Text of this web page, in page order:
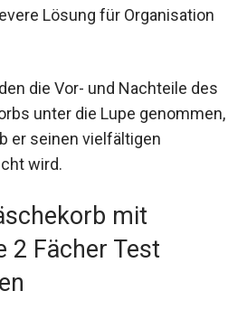
Lösung für Organisation
die Vor- und Nachteile des
unter die Lupe genommen,
er seinen vielfältigen
wird.
mit
2 Fächer Test